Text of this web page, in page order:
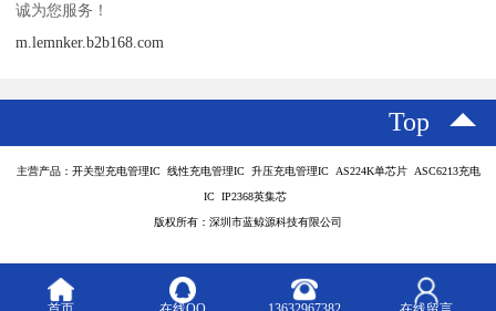
诚为您服务！
m.lemnker.b2b168.com
Top
主营产品：开关型充电管理IC 线性充电管理IC 升压充电管理IC AS224K单芯片 ASC6213充电
IC IP2368英集芯
版权所有：深圳市蓝鲸源科技有限公司